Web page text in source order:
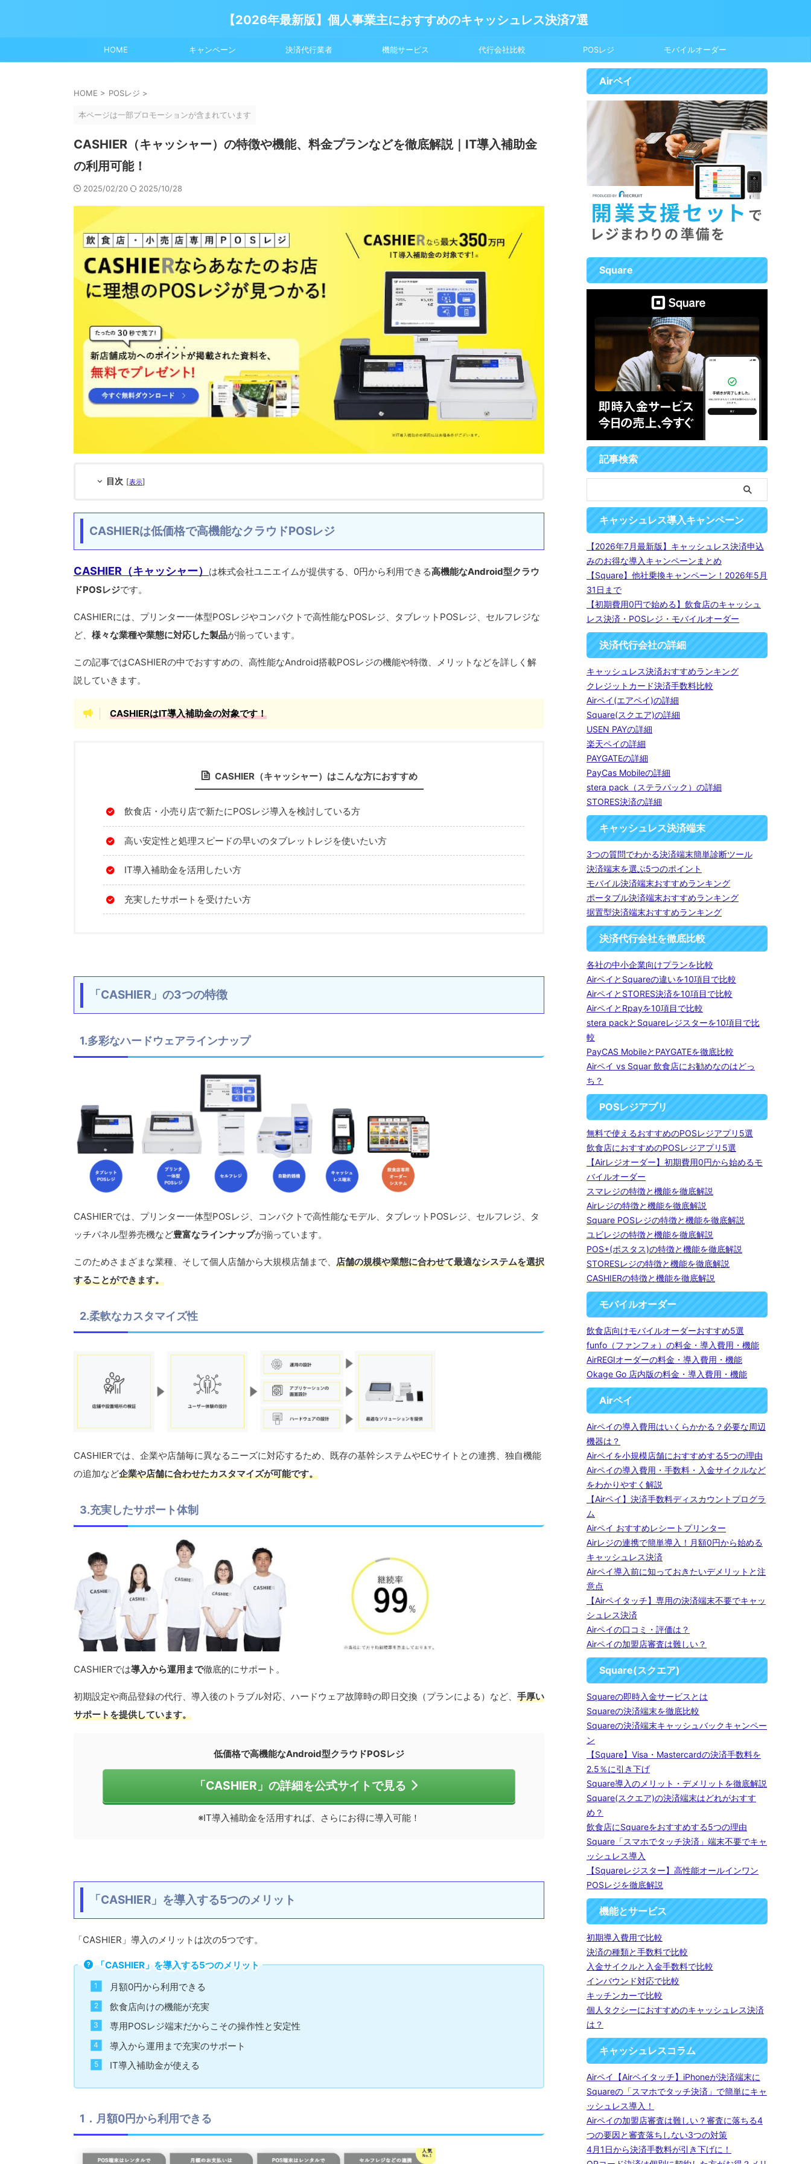
【2026年最新版】個人事業主におすすめのキャッシュレス決済7選
HOME キャンペーン 決済代行業者 機能サービス 代行会社比較 POSレジ モバイルオーダー
HOME > POSレジ >
本ページは一部プロモーションが含まれています
CASHIER（キャッシャー）の特徴や機能、料金プランなどを徹底解説｜IT導入補助金
の利用可能！
2025/02/20 2025/10/28
目次 [表示]
CASHIERは低価格で高機能なクラウドPOSレジ
CASHIER（キャッシャー） は株式会社ユニエイムが提供する、0円から利用できる高機能なAndroid型クラウ
ドPOSレジです。
CASHIERには、プリンター一体型POSレジやコンパクトで高性能なPOSレジ、タブレットPOSレジ、セルフレジな
ど、 様々な業種や業態に対応した製品が揃っています。
この記事ではCASHIERの中でおすすめの、高性能なAndroid搭載POSレジの機能や特徴、メリットなどを詳しく解
説していきます。
CASHIERはIT導入補助金の対象です！
CASHIER（キャッシャー）はこんな方におすすめ
飲食店・小売り店で新たにPOSレジ導入を検討している方
高い安定性と処理スピードの早いのタブレットレジを使いたい方
IT導入補助金を活用したい方
充実したサポートを受けたい方
「CASHIER」の3つの特徴
1.多彩なハードウェアラインナップ
CASHIERでは、プリンター一体型POSレジ、コンパクトで高性能なモデル、タブレットPOSレジ、セルフレジ、タ
ッチパネル型券売機など豊富なラインナップが揃っています。
このためさまざまな業種、そして個人店舗から大規模店舗まで、 店舗の規模や業態に合わせて最適なシステムを選択
することができます。
2.柔軟なカスタマイズ性
CASHIERでは、企業や店舗毎に異なるニーズに対応するため、既存の基幹システムやECサイトとの連携、独自機能
の追加など企業や店舗に合わせたカスタマイズが可能です。
3.充実したサポート体制
CASHIERでは導入から運用まで徹底的にサポート。
初期設定や商品登録の代行、導入後のトラブル対応、ハードウェア故障時の即日交換（プランによる）など、 手厚い
サポートを提供しています。
低価格で高機能なAndroid型クラウドPOSレジ
「CASHIER」の詳細を公式サイトで見る
※IT導入補助金を活用すれば、さらにお得に導入可能！
「CASHIER」を導入する5つのメリット
「CASHIER」導入のメリットは次の5つです。
「CASHIER」を導入する5つのメリット
月額0円から利用できる
飲食店向けの機能が充実
専用POSレジ端末だからこその操作性と安定性
導入から運用まで充実のサポート
IT導入補助金が使える
1．月額0円から利用できる
Airペイ
Square
記事検索
キャッシュレス導入キャンペーン
【2026年7月最新版】キャッシュレス決済申込
みのお得な導入キャンペーンまとめ
【Square】他社乗換キャンペーン！2026年5月
31日まで
【初期費用0円で始める】飲食店のキャッシュ
レス決済・POSレジ・モバイルオーダー
決済代行会社の詳細
キャッシュレス決済おすすめランキング
クレジットカード決済手数料比較
Airペイ(エアペイ)の詳細
Square(スクエア)の詳細
USEN PAYの詳細
楽天ペイの詳細
PAYGATEの詳細
PayCas Mobileの詳細
stera pack（ステラパック）の詳細
STORES決済の詳細
キャッシュレス決済端末
3つの質問でわかる決済端末簡単診断ツール
決済端末を選ぶ5つのポイント
モバイル決済端末おすすめランキング
ポータブル決済端末おすすめランキング
据置型決済端末おすすめランキング
決済代行会社を徹底比較
各社の中小企業向けプランを比較
AirペイとSquareの違いを10項目で比較
AirペイとSTORES決済を10項目で比較
AirペイとRpayを10項目で比較
stera packとSquareレジスターを10項目で比
較
PayCAS MobileとPAYGATEを徹底比較
Airペイ vs Squar 飲食店にお勧めなのはどっ
ち？
POSレジアプリ
無料で使えるおすすめのPOSレジアプリ5選
飲食店におすすめのPOSレジアプリ5選
【Airレジオーダー】初期費用0円から始めるモ
バイルオーダー
スマレジの特徴と機能を徹底解説
Airレジの特徴と機能を徹底解説
Square POSレジの特徴と機能を徹底解説
ユビレジの特徴と機能を徹底解説
POS+(ポスタス)の特徴と機能を徹底解説
STORESレジの特徴と機能を徹底解説
CASHIERの特徴と機能を徹底解説
モバイルオーダー
飲食店向けモバイルオーダーおすすめ5選
funfo（ファンフォ）の料金・導入費用・機能
AirREGIオーダーの料金・導入費用・機能
Okage Go 店内版の料金・導入費用・機能
Airペイ
Airペイの導入費用はいくらかかる？必要な周辺
機器は？
Airペイを小規模店舗におすすめする5つの理由
Airペイの導入費用・手数料・入金サイクルなど
をわかりやすく解説
【Airペイ】決済手数料ディスカウントプログラ
ム
Airペイ おすすめレシートプリンター
Airレジの連携で簡単導入！月額0円から始める
キャッシュレス決済
Airペイ導入前に知っておきたいデメリットと注
意点
【Airペイタッチ】専用の決済端末不要でキャッ
シュレス決済
Airペイの口コミ・評価は？
Airペイの加盟店審査は難しい？
Square(スクエア)
Squareの即時入金サービスとは
Squareの決済端末を徹底比較
Squareの決済端末キャッシュバックキャンペー
ン
【Square】Visa・Mastercardの決済手数料を
2.5％に引き下げ
Square導入のメリット・デメリットを徹底解説
Square(スクエア)の決済端末はどれがおすす
め？
飲食店にSquareをおすすめする5つの理由
Square「スマホでタッチ決済」端末不要でキャ
ッシュレス導入
【Squareレジスター】高性能オールインワン
POSレジを徹底解説
機能とサービス
初期導入費用で比較
決済の種類と手数料で比較
入金サイクルと入金手数料で比較
インバウンド対応で比較
キッチンカーで比較
個人タクシーにおすすめのキャッシュレス決済
は？
キャッシュレスコラム
Airペイ【Airペイタッチ】iPhoneが決済端末に
Squareの「スマホでタッチ決済」で簡単にキャ
ッシュレス導入！
Airペイの加盟店審査は難しい？審査に落ちる4
つの要因と審査落ちしない3つの対策
4月1日から決済手数料が引き下げに！